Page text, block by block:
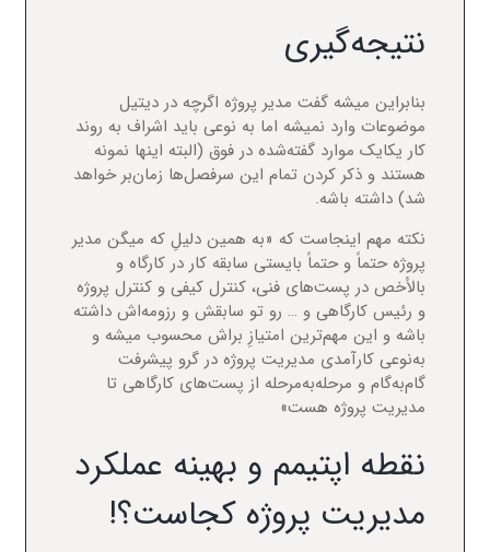
نتیجه‌گیری
بنابراین میشه گفت مدیر پروژه اگرچه در دیتیل
موضوعات وارد نمیشه اما به نوعی باید اشراف به روند
کار یکایک موارد گفته‌شده در فوق (البته اینها نمونه
هستند و ذکر کردن تمام این سرفصل‌ها زمان‌بر خواهد
شد) داشته باشه.
نکته مهم اینجاست که «به همین دلیلِ که میگن مدیر
پروژه حتماً و حتماً بایستی سابقه کار در کارگاه و
بالأخص در پست‌های فنی، کنترل کیفی و کنترل پروژه
و رئیس کارگاهی و … رو تو سابقش و رزومه‌اش داشته
باشه و این مهم‌ترین امتیازِ براش محسوب میشه و
به‌نوعی کارآمدی مدیریت پروژه در گرو پیشرفت
گام‌به‌گام و مرحله‌به‌مرحله از پست‌های کارگاهی تا
مدیریت پروژه هست»
نقطه اپتیمم و بهینه عملکرد
مدیریت پروژه کجاست؟!